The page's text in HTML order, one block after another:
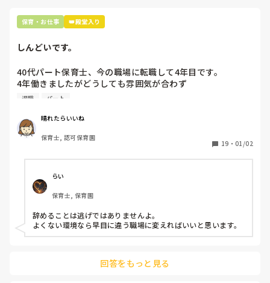
保育・お仕事 👑殿堂入り
しんどいです。
40代パート保育士、今の職場に転職して4年目です。
4年働きましたがどうしても雰囲気が合わず
退職しようと思っています。
周りの職員は、勤続10年以上から何十年という先生がほとん
どです。
保護者子どもの愚痴悪口が多く、
今で言う不適切保育も
仕方ないよね
もう何も言わずに
子どもの言いなりになればいいんだね
などいう意見で…
上の先生に相談することは難しそうです。
最後の職場にしようと思っていましたが
退職 パート
晴れたらいいね
保育士, 認可保育園
19 ・ 01/02
らい
保育士, 保育園
辞めることは逃げではありませんよ。
よくない環境なら早目に違う職場に変えればいいと思います。
回答をもっと見る